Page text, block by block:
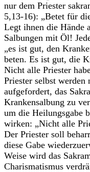
nur dem Priester
5,13-16): „Betet für
Legt ihnen die Hände
Salbungen mit Öl!
„es ist gut, den
beten. Es ist gut, die
Nicht alle Priester
Priester selbst werden
aufgefordert, das
Krankensalbung zu
um die Heilungsgabe
wirken: „Nicht alle
Der Priester soll
diese Gabe
Weise wird das
Charismatismus